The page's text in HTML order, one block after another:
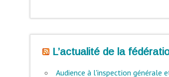
L’actualité de la
Audience à l'inspection générale